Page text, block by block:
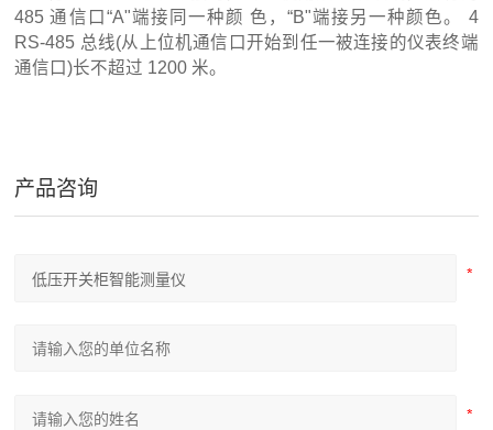
485 通信口“A"端接同一种颜 色，“B"端接另一种颜色。 4
RS-485 总线(从上位机通信口开始到任一被连接的仪表终端
通信口)长不超过 1200 米。
产品咨询